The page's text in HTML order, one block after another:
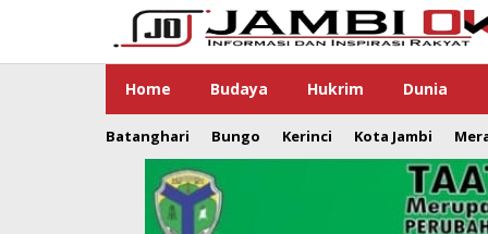
Home Budaya Hukrim Dunia
Batanghari Bungo Kerinci Kota Jambi